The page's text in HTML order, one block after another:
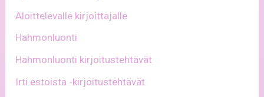
Aloittelevalle kirjoittajalle
Hahmonluonti
Hahmonluonti kirjoitustehtävät
Irti estoista -kirjoitustehtävät